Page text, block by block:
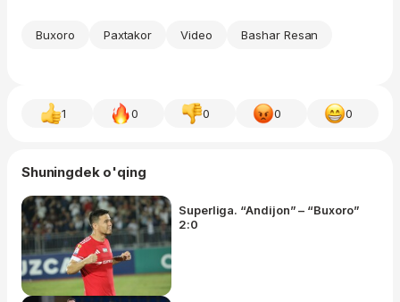
Buxoro Paxtakor Video Bashar Resan
1 0 0 0 0
Shuningdek o'qing
Superliga. “Andijon” – “Buxoro”
2:0